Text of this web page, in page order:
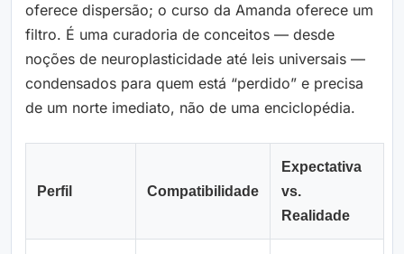
oferece dispersão; o curso da Amanda oferece um
filtro. É uma curadoria de conceitos — desde
noções de neuroplasticidade até leis universais —
condensados para quem está “perdido” e precisa
de um norte imediato, não de uma enciclopédia.
Perfil Compatibilidade
Expectativa
vs.
Realidade